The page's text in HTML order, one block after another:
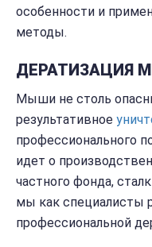
особенности и
методы.
ДЕРАТИЗАЦИЯ
Мыши не столь
результативное
профессионального
идет о
частного фонда,
мы как специалисты
профессиональной